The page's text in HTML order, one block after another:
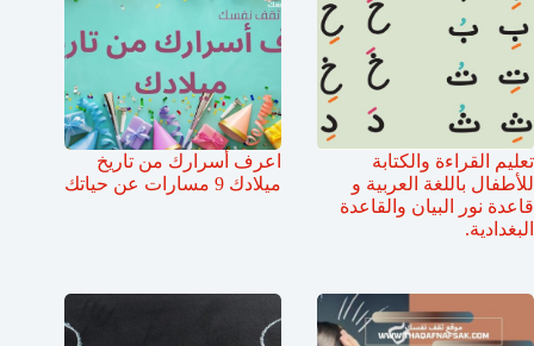
تعليم القراءة والكتابة
للأطفال باللغة العربية و
قاعدة نور البيان والقاعدة
البغدادية.
اعرف أسرارك من تاريخ
ميلادك 9 مسارات عن حياتك